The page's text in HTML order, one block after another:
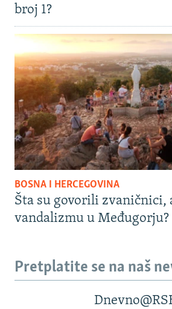
broj 1?
BOSNA I HERCEGOVINA
Šta su govorili zvaničnici,
vandalizmu u Međugorju?
Pretplatite se na naš